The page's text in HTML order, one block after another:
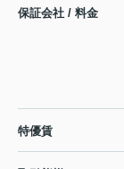
保証会社 / 料金
特優賃